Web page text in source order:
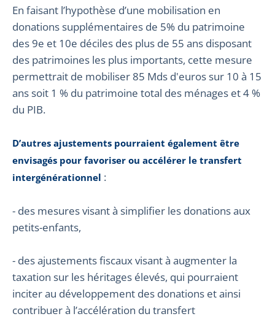
En faisant l’hypothèse d’une mobilisation en
donations supplémentaires de 5% du patrimoine
des 9e et 10e déciles des plus de 55 ans disposant
des patrimoines les plus importants, cette mesure
permettrait de mobiliser 85 Mds d'euros sur 10 à 15
ans soit 1 % du patrimoine total des ménages et 4 %
du PIB.
D’autres ajustements pourraient également être
envisagés pour favoriser ou accélérer le transfert
intergénérationnel :
- des mesures visant à simplifier les donations aux
petits-enfants,
- des ajustements fiscaux visant à augmenter la
taxation sur les héritages élevés, qui pourraient
inciter au développement des donations et ainsi
contribuer à l’accélération du transfert